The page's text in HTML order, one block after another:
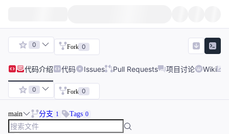
0 Fork 0
代码介绍 代码 Issues Pull Requests 项目讨论 Wiki
0 Fork 0
main 分支 1 Tags 0